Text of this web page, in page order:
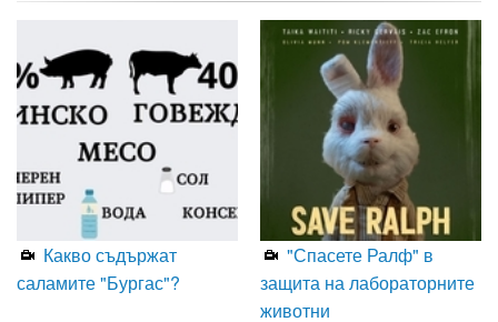
Какво съдържат
саламите "Бургас"?
"Спасете Ралф" в
защита на лабораторните
животни